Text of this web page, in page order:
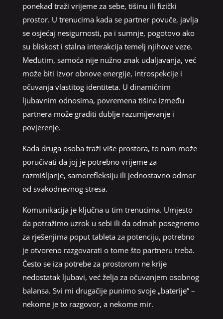
ponekad traži vrijeme za sebe, tišinu ili fizički
prostor. U trenucima kada se partner povuče, javlja
se osjećaj nesigurnosti, pa i sumnje, pogotovo ako
su bliskost i stalna interakcija temelj njihove veze.
Međutim, samoća nije nužno znak udaljavanja, već
može biti izvor obnove energije, introspekcije i
očuvanja vlastitog identiteta. U dinamičnim
ljubavnim odnosima, povremena tišina između
partnera može graditi dublje razumijevanje i
povjerenje.
Kada druga osoba traži više prostora, to nam može
poručivati da joj je potrebno vrijeme za
razmišljanje, samorefleksiju ili jednostavno odmor
od svakodnevnog stresa.
Komunikacija je ključna u tim trenucima. Umjesto
da potražimo uzrok u sebi ili da odmah posegnemo
za rješenjima poput tableta za potenciju, potrebno
je otvoreno razgovarati o tome što partneru treba.
Često se iza potrebe za prostorom ne krije
nedostatak ljubavi, već želja za očuvanjem osobnog
balansa. Svi mi drugačije punimo svoje „baterije“ –
nekome je to razgovor, a nekome mir.